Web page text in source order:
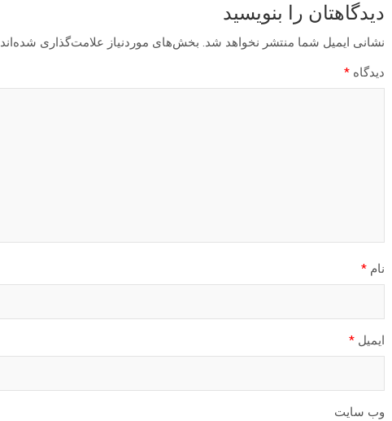
دیدگاهتان را بنویسید
نشانی ایمیل شما منتشر نخواهد شد. بخش‌های موردنیاز علامت‌گذاری شده‌اند
دیدگاه *
نام *
ایمیل *
وب‌ سایت